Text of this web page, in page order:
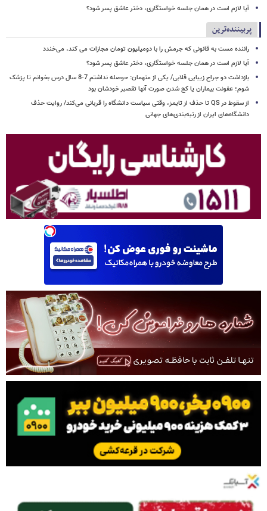
آیا لازم است در همان جلسه خواستگاری، دختر عاشق پسر شود؟
پربیننده‌ترین
راننده مست به قانونی که جرمش را با دومیلیون تومان مجازات می کند، می‌خندد
آیا لازم است در همان جلسه خواستگاری، دختر عاشق پسر شود؟
بازداشت دو جراح زیبایی قلابی/ یکی از متهمان: حوصله نداشتم 7-8 سال درس بخوانم تا پزشک
شوم؛ عفونت بیماران یا کج شدن صورت آنها تقصبر خودشان بود
از سقوط در QS تا حذف از تایمز، وقتی سیاست دانشگاه را قربانی می‌کند/ روایت حذف
دانشگاه‌های ایران از رتبه‌بندی‌های جهانی